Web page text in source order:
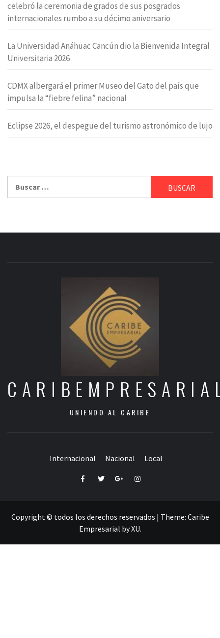
celebró la ceremonia de grados de sus posgrados
internacionales rumbo a su décimo aniversario
La Universidad Anáhuac Cancún dio la Bienvenida Integral
Universitaria 2026
CDMX albergará el primer Museo del Gato del país que
impulsa la “fiebre felina” nacional
Eclipse 2026, el despegue del turismo astronómico de lujo
UNIENDO AL CARIBE
Internacional Nacional Local
FacebookTwitterGoogle+Instagram
Copyright © todos los derechos reservados | Theme: Caribe
Empresarial byXU.